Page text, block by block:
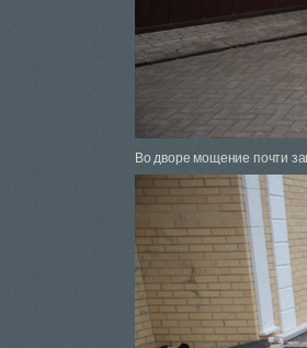
Во дворе мощение почти